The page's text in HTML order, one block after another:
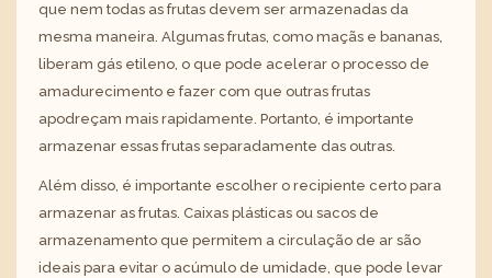
que nem todas as frutas devem ser armazenadas da
mesma maneira. Algumas frutas, como maçãs e bananas,
liberam gás etileno, o que pode acelerar o processo de
amadurecimento e fazer com que outras frutas
apodreçam mais rapidamente. Portanto, é importante
armazenar essas frutas separadamente das outras.
Além disso, é importante escolher o recipiente certo para
armazenar as frutas. Caixas plásticas ou sacos de
armazenamento que permitem a circulação de ar são
ideais para evitar o acúmulo de umidade, que pode levar